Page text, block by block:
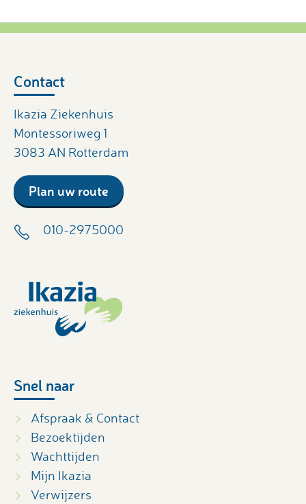
Contact
Ikazia Ziekenhuis
Montessoriweg 1
3083 AN Rotterdam
Plan uw route
010-2975000
Snel naar
Afspraak & Contact
Bezoektijden
Wachttijden
Mijn Ikazia
Verwijzers